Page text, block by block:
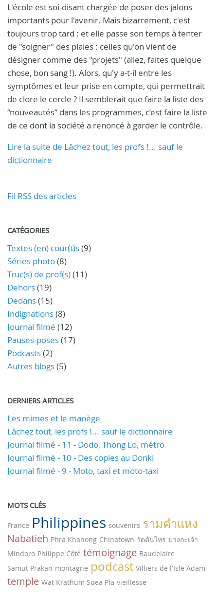
L'école est soi-disant chargée de poser des jalons
importants pour l'avenir. Mais bizarrement, c'est
toujours trop tard ; et elle passe son temps à tenter
de "soigner" des plaies : celles qu'on vient de
désigner comme des "projets" (allez, faites quelque
chose, bon sang !). Alors, qu'y a-t-il entre les
symptômes et leur prise en compte, qui permettrait
de clore le cercle ? Il semblerait que faire la liste des
“nouveautés” dans les programmes, c’est faire la liste
de ce dont la société a renoncé à garder le contrôle.
Lire la suite de Lâchez tout, les profs !... sauf le
dictionnaire
Fil RSS des articles
CATÉGORIES
Textes (en) cour(t)s(9)
Séries photo(8)
Truc(s) de prof(s)(11)
Dehors(19)
Dedans(15)
Indignations(8)
Journal filmé (12)
Pauses-poses(17)
Podcasts(2)
Autres blogs(5)
DERNIERS ARTICLES
Les mimes et le manège
Lâchez tout, les profs !... sauf le dictionnaire
Journal filmé - 11 - Dodo, Thong Lo, métro
Journal filmé - 10 - Des copies au Donki
Journal filmé - 9 - Moto, taxi et moto-taxi
MOTS CLÉS
France Philippines souvenirs รามคำแหง
Nabatieh Phra Khanong Chinatown วัดต้นไทร บางกะเจ้า
Mindoro Philippe Côté témoignage Baudelaire
Samut Prakan montagne podcast Villiers de l'Isle Adam
temple Wat Krathum Suea Pla vieillesse